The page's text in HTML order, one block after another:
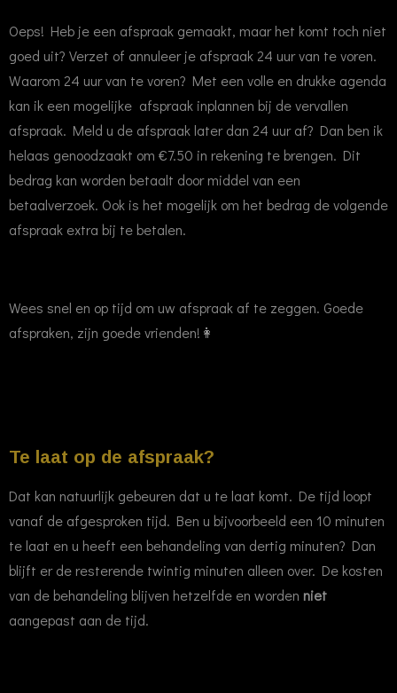
Oeps! Heb je een afspraak gemaakt, maar het komt toch niet
goed uit? Verzet of annuleer je afspraak 24 uur van te voren.
Waarom 24 uur van te voren? Met een volle en drukke agenda
kan ik een mogelijke afspraak inplannen bij de vervallen
afspraak. Meld u de afspraak later dan 24 uur af? Dan ben ik
helaas genoodzaakt om €7.50 in rekening te brengen. Dit
bedrag kan worden betaalt door middel van een
betaalverzoek. Ook is het mogelijk om het bedrag de volgende
afspraak extra bij te betalen.
Wees snel en op tijd om uw afspraak af te zeggen. Goede
afspraken, zijn goede vrienden! 👩
Te laat op de afspraak?
Dat kan natuurlijk gebeuren dat u te laat komt. De tijd loopt
vanaf de afgesproken tijd. Ben u bijvoorbeeld een 10 minuten
te laat en u heeft een behandeling van dertig minuten? Dan
blijft er de resterende twintig minuten alleen over. De kosten
van de behandeling blijven hetzelfde en worden niet
aangepast aan de tijd.